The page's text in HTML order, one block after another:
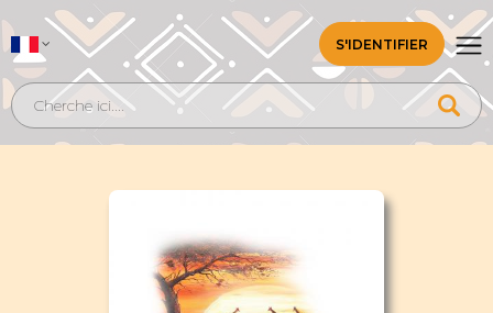
S'IDENTIFIER